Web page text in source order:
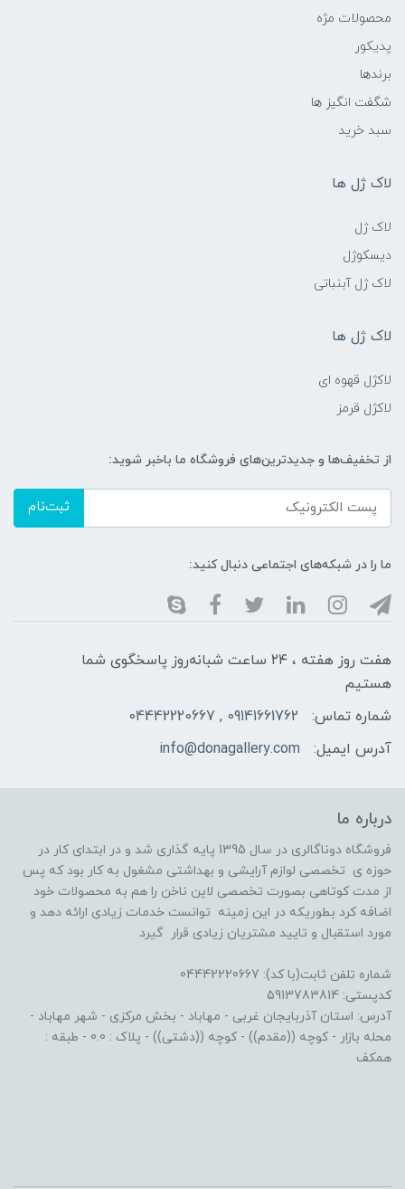
محصولات مژه
پدیکور
برندها
شگفت انگیز ها
سبد خرید
لاک ژل ها
لاک ژل
دیسکوژل
لاک ژل آبنباتی
لاک ژل ها
لاکژل قهوه ای
لاکژل قرمز
از تخفیف‌ها و جدیدترین‌های فروشگاه ما باخبر شوید:
ثبت‌نام
ما را در شبکه‌های اجتماعی دنبال کنید:
هفت روز هفته ، ۲۴ ساعت شبانه‌روز پاسخگوی شما
هستیم
شماره تماس:
09141661762 , 04442220667
آدرس ایمیل:
info@donagallery.com
درباره ما
فروشگاه دوناگالری در سال 1395 پایه گذاری شد و در ابتدای کار در
حوزه ی تخصصی لوازم آرایشی و بهداشتی مشغول به کار بود که پس
از مدت کوتاهی بصورت تخصصی لاین ناخن را هم به محصولات خود
اضافه کرد بطوریکه در این زمینه توانست خدمات زیادی ارائه دهد و
مورد استقبال و تایید مشتریان زیادی قرار گیرد
شماره تلفن ثابت(با کد): 04442220667
کدپستی: 5913783814
آدرس: استان آذربایجان غربی - مهاباد - بخش مرکزی - شهر مهاباد -
محله بازار - کوچه ((مقدم)) - کوچه ((دشتی)) - پلاک : 0.0 - طبقه :
همکف